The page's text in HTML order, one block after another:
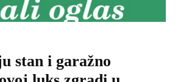
stan i garažno